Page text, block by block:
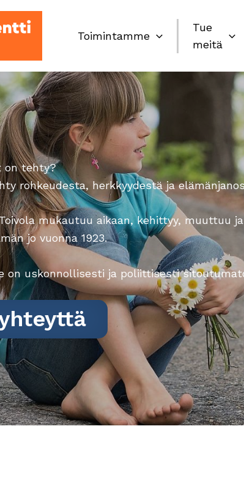
Toimintamme
Tue
meitä
on tehty?
rohkeudesta, herkkyydestä ja
mukautuu aikaan, kehittyy, muuttuu
jo vuonna 1923.
on uskonnollisesti ja poliittisesti